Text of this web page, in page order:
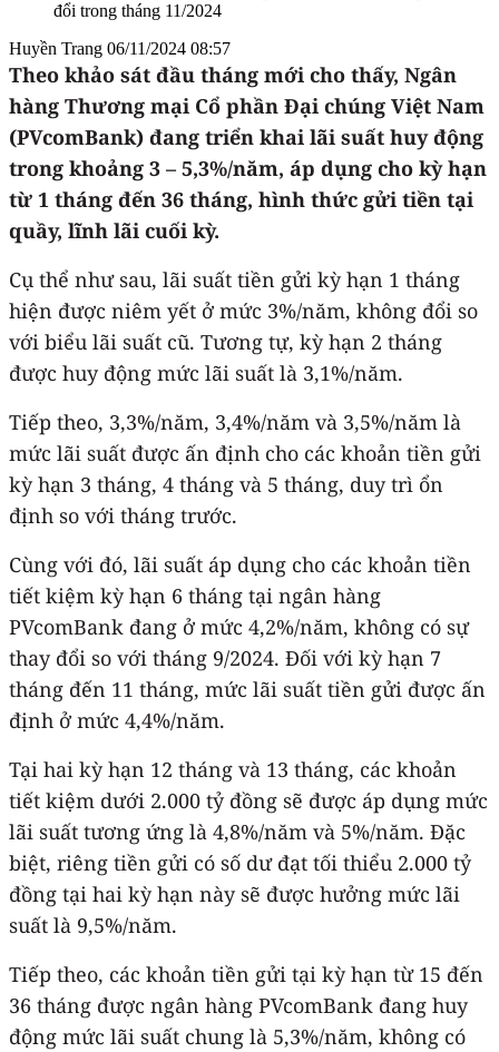
Huyền Trang 06/11/2024 08:57
Theo khảo sát đầu tháng mới cho thấy, Ngân
hàng Thương mại Cổ phần Đại chúng Việt Nam
(PVcomBank) đang triển khai lãi suất huy động
trong khoảng 3 – 5,3%/năm, áp dụng cho kỳ hạn
từ 1 tháng đến 36 tháng, hình thức gửi tiền tại
quầy, lĩnh lãi cuối kỳ.
Cụ thể như sau, lãi suất tiền gửi kỳ hạn 1 tháng
hiện được niêm yết ở mức 3%/năm, không đổi so
với biểu lãi suất cũ. Tương tự, kỳ hạn 2 tháng
được huy động mức lãi suất là 3,1%/năm.
Tiếp theo, 3,3%/năm, 3,4%/năm và 3,5%/năm là
mức lãi suất được ấn định cho các khoản tiền gửi
kỳ hạn 3 tháng, 4 tháng và 5 tháng, duy trì ổn
định so với tháng trước.
Cùng với đó, lãi suất áp dụng cho các khoản tiền
tiết kiệm kỳ hạn 6 tháng tại ngân hàng
PVcomBank đang ở mức 4,2%/năm, không có sự
thay đổi so với tháng 9/2024. Đối với kỳ hạn 7
tháng đến 11 tháng, mức lãi suất tiền gửi được ấn
định ở mức 4,4%/năm.
Tại hai kỳ hạn 12 tháng và 13 tháng, các khoản
tiết kiệm dưới 2.000 tỷ đồng sẽ được áp dụng mức
lãi suất tương ứng là 4,8%/năm và 5%/năm. Đặc
biệt, riêng tiền gửi có số dư đạt tối thiểu 2.000 tỷ
đồng tại hai kỳ hạn này sẽ được hưởng mức lãi
suất là 9,5%/năm.
Tiếp theo, các khoản tiền gửi tại kỳ hạn từ 15 đến
36 tháng được ngân hàng PVcomBank đang huy
động mức lãi suất chung là 5,3%/năm, không có